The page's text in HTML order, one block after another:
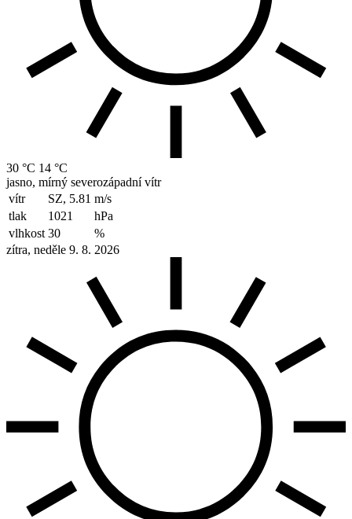
30 °C 14 °C
jasno, mírný severozápadní vítr
vítr
SZ, 5.81 m/s
tlak
1021
hPa
vlhkost 30
%
zítra, neděle 9. 8. 2026